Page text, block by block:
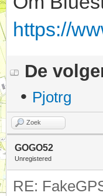
https://
De
• Pjotrg
Zoek
GOGO52
Unregistered
RE: